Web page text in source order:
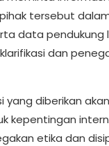
tersebut
data pendukung
dan
yang diberikan
kepentingan
etika dan